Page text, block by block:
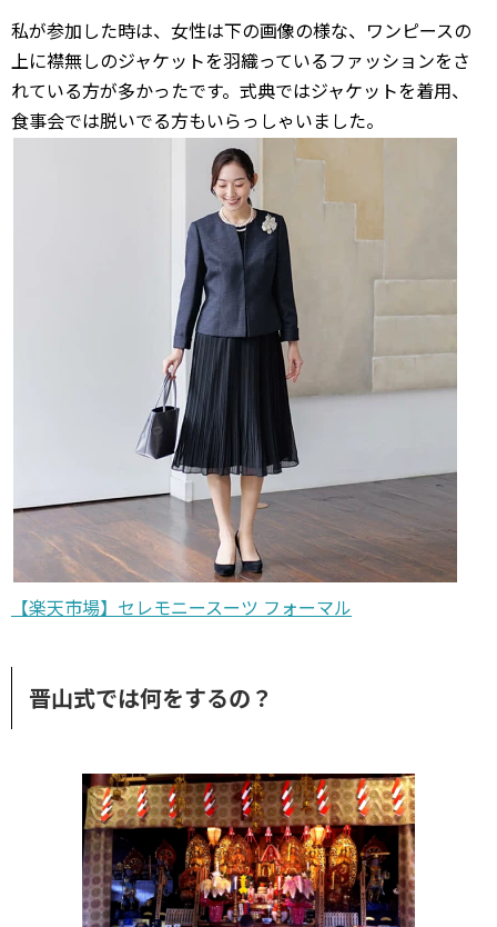
私が参加した時は、女性は下の画像の様な、ワンピースの
上に襟無しのジャケットを羽織っているファッションをさ
れている方が多かったです。式典ではジャケットを着用、
食事会では脱いでる方もいらっしゃいました。
【楽天市場】セレモニースーツ フォーマル
晋山式では何をするの？